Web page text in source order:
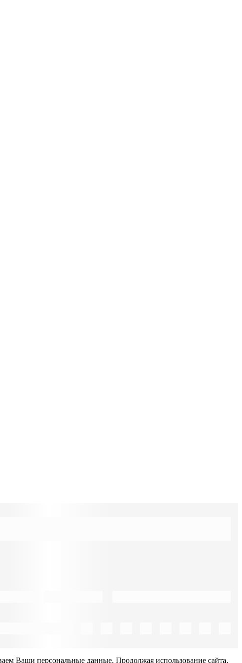
Ваши персональные данные. Продолжая использование сайта,